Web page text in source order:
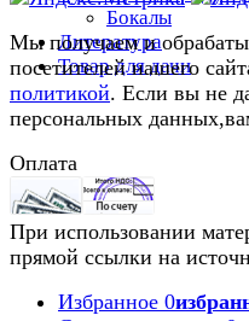
Бокалы
Литература
Товар для дачи
Мы получаем и
посетителей нашего
политикой. Если вы не
персональных
Оплата
При использовании
прямой ссылки на
Избранное 0